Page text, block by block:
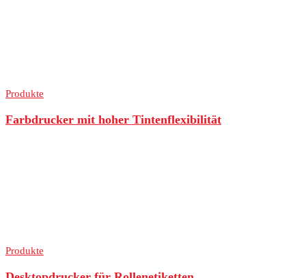
Produkte
Farbdrucker mit hoher Tintenflexibilität
Produkte